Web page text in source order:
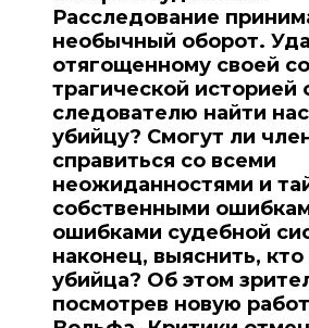
Расследование
необычный оборот.
отягощенному своей
трагической историей
следователю найти
убийцу? Смогут ли
справиться со всеми
неожиданностями и
собственными
ошибками судебной
наконец, выяснить,
убийца? Об этом
посмотрев новую